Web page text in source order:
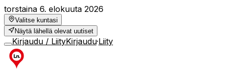
torstaina 6. elokuuta 2026
Valitse kuntasi
Näytä lähellä olevat uutiset
Kirjaudu / LiityKirjaudu·Liity